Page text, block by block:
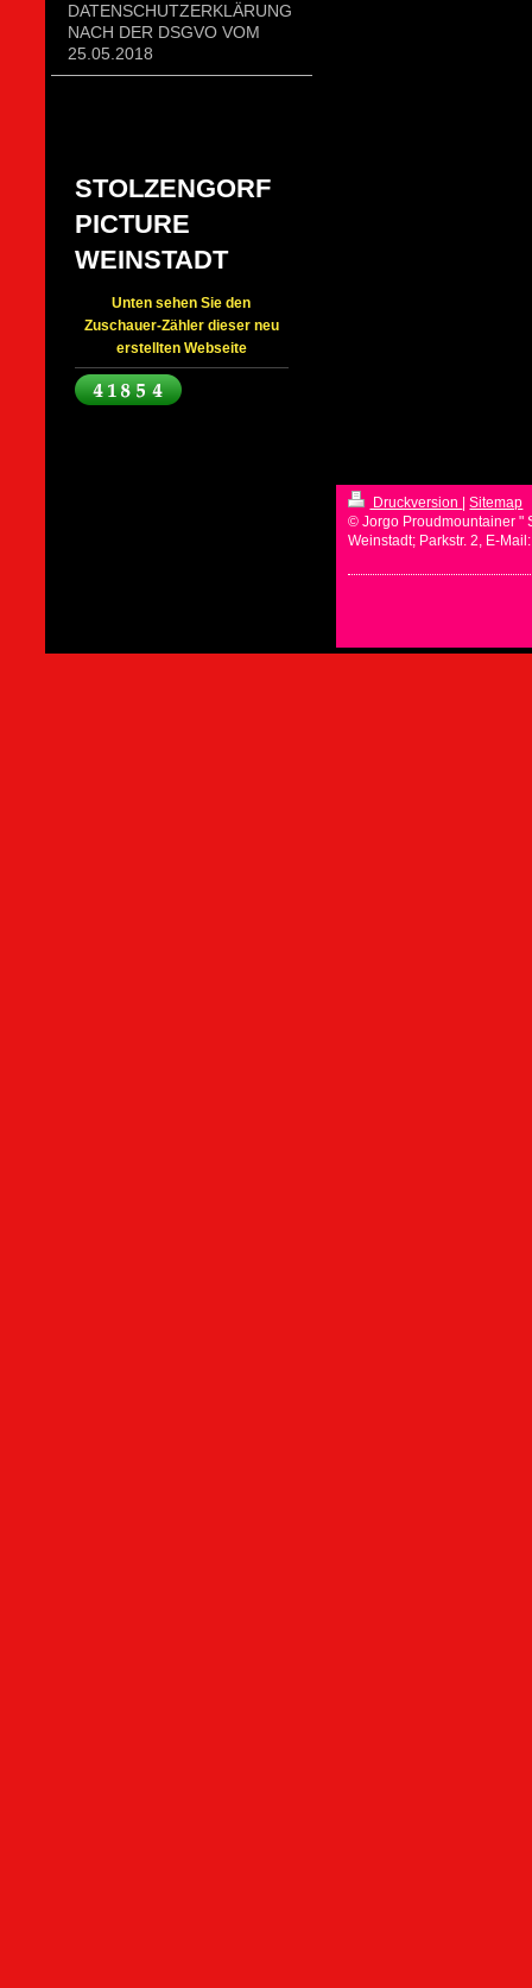
DATENSCHUTZERKLÄRUNG
NACH DER DSGVO VOM
25.05.2018
STOLZENGORF
PICTURE
WEINSTADT
Unten sehen Sie den
Zuschauer-Zähler dieser neu
erstellten Webseite
Druckversion
Sitemap
© Jorgo Proudmountainer "
Weinstadt; Parkstr. 2, E-